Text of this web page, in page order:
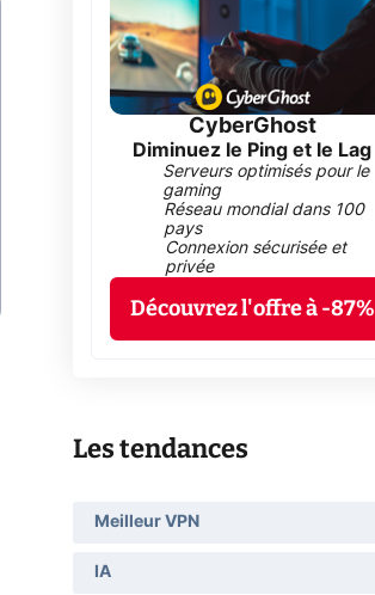
CyberGhost
Diminuez le Ping et le Lag
Serveurs optimisés pour le
gaming
Réseau mondial dans 100
pays
Connexion sécurisée et
privée
Découvrez l'offre à -87%
Les tendances
Meilleur VPN
IA